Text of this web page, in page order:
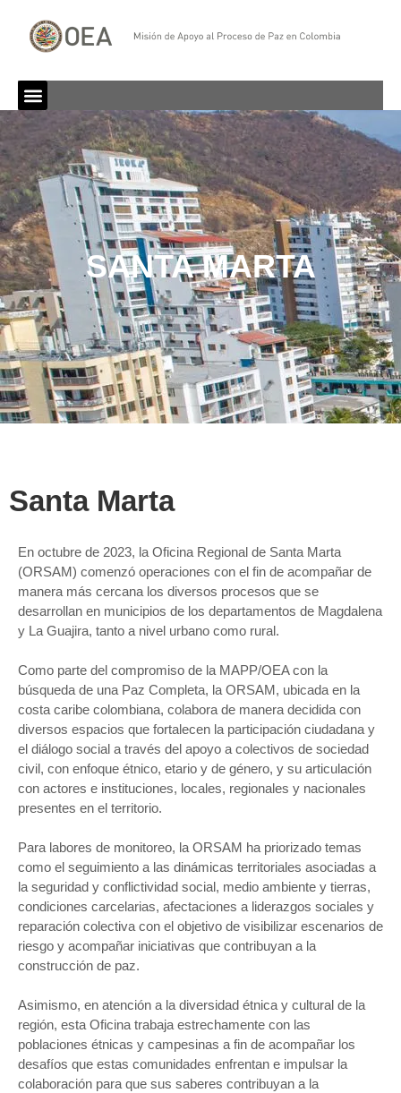
SANTA MARTA
Santa Marta
En octubre de 2023, la Oficina Regional de Santa Marta
(ORSAM) comenzó operaciones con el fin de acompañar de
manera más cercana los diversos procesos que se
desarrollan en municipios de los departamentos de Magdalena
y La Guajira, tanto a nivel urbano como rural.
Como parte del compromiso de la MAPP/OEA con la
búsqueda de una Paz Completa, la ORSAM, ubicada en la
costa caribe colombiana, colabora de manera decidida con
diversos espacios que fortalecen la participación ciudadana y
el diálogo social a través del apoyo a colectivos de sociedad
civil, con enfoque étnico, etario y de género, y su articulación
con actores e instituciones, locales, regionales y nacionales
presentes en el territorio.
Para labores de monitoreo, la ORSAM ha priorizado temas
como el seguimiento a las dinámicas territoriales asociadas a
la seguridad y conflictividad social, medio ambiente y tierras,
condiciones carcelarias, afectaciones a liderazgos sociales y
reparación colectiva con el objetivo de visibilizar escenarios de
riesgo y acompañar iniciativas que contribuyan a la
construcción de paz.
Asimismo, en atención a la diversidad étnica y cultural de la
región, esta Oficina trabaja estrechamente con las
poblaciones étnicas y campesinas a fin de acompañar los
desafíos que estas comunidades enfrentan e impulsar la
colaboración para que sus saberes contribuyan a la